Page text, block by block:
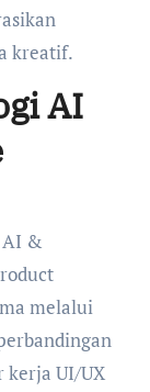
kreatif.
AI
AI &
melalui
kerja UI/UX